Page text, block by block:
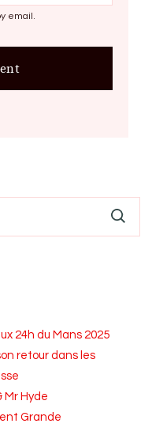
email.
24h du Mans 2025
retour dans les
Mr Hyde
Grande